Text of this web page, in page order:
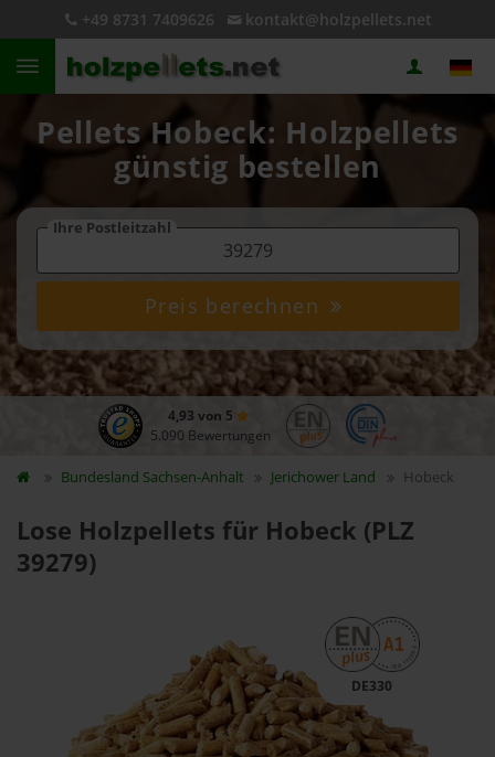
+49 8731 7409626 kontakt@holzpellets.net
Pellets Hobeck: Holzpellets
günstig bestellen
Ihre Postleitzahl
Preis berechnen
4,93 von 5
5.090 Bewertungen
Bundesland Sachsen-Anhalt Jerichower Land Hobeck
Lose Holzpellets für Hobeck (PLZ
39279)
DE330